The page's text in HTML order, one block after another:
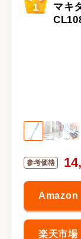
1
マキ